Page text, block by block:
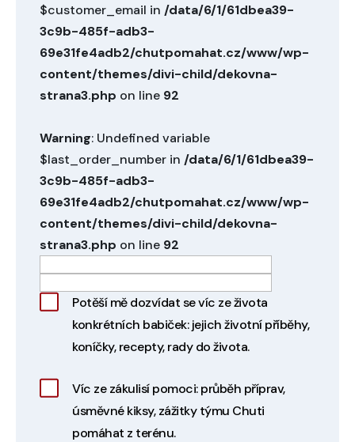
$customer_email in /data/6/1/61dbea39-
3c9b-485f-adb3-
69e31fe4adb2/chutpomahat.cz/www/wp-
content/themes/divi-child/dekovna-
strana3.php on line 92
Warning: Undefined variable
$last_order_number in /data/6/1/61dbea39-
3c9b-485f-adb3-
69e31fe4adb2/chutpomahat.cz/www/wp-
content/themes/divi-child/dekovna-
strana3.php on line 92
Potěší mě dozvídat se víc ze života
konkrétních babiček: jejich životní příběhy,
koníčky, recepty, rady do života.
Víc ze zákulisí pomoci: průběh příprav,
úsměvné kiksy, zážitky týmu Chuti
pomáhat z terénu.